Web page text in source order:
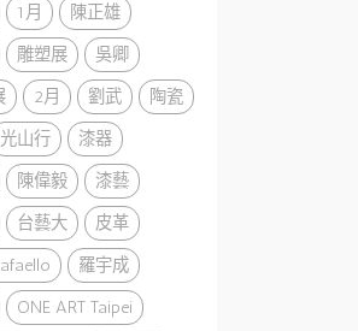
1月
陳正雄
雕塑展
吳卿
2月 劉武
陶瓷
光山行
漆器
陳偉毅
漆藝
台藝大
皮革
羅宇成
ONE ART Taipei